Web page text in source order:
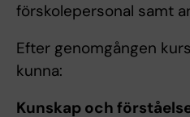
förskolepersonal samt
Efter genomgången
kunna:
Kunskap och